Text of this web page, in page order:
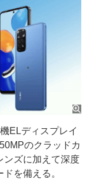
ELディスプレイ
のクラッドカ
ンズに加えて深度
を備える。